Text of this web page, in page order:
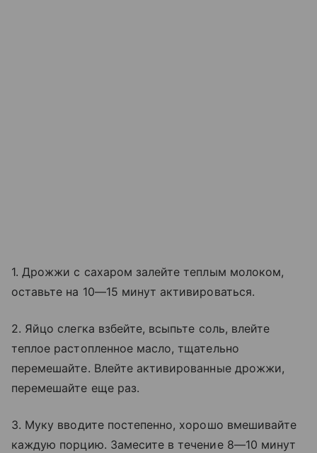
1. Дрожжи с сахаром залейте теплым молоком,
оставьте на 10—15 минут активироваться.
2. Яйцо слегка взбейте, всыпьте соль, влейте
теплое растопленное масло, тщательно
перемешайте. Влейте активированные дрожжи,
перемешайте еще раз.
3. Муку вводите постепенно, хорошо вмешивайте
каждую порцию. Замесите в течение 8—10 минут